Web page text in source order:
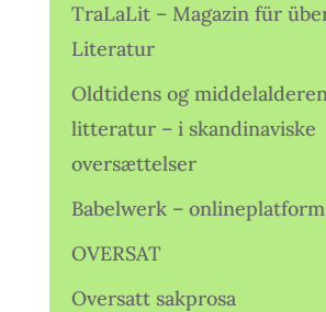
TraLaLit – Magazin für
Literatur
Oldtidens og
litteratur – i skandinaviske
oversættelser
Babelwerk – onlineplatform
OVERSAT
Oversatt sakprosa